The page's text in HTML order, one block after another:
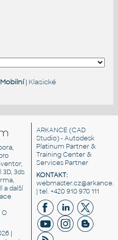
Mobilní| Klasické
3D, 3ds
a další
O
|
ARKANCE (CAD
Studio) - Autodesk
Platinum Partner &
Training Center &
Services Partner
KONTAKT:
| tel. +420 910 970 111